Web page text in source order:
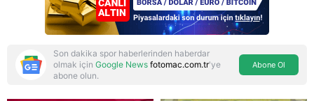
Son dakika spor haberlerinden haberdar
olmak için Google News fotomac.com.tr'ye
abone olun.
Abone Ol